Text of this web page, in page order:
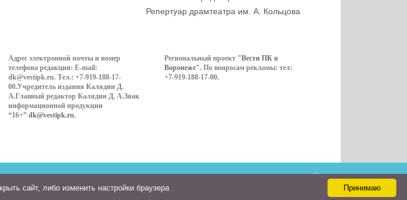
Репертуар драмтеатра им. А. Кольцова
Адрес электронной почты и номер
телефона редакции: E-mail:
dk@vestipk.ru. Тел.: +7-919-188-17-
00.Учредитель издания Калядин Д.
А.Главный редактор Калядин Д. А.Знак
информационной продукции
“16+” dk@vestipk.ru.
Региональный проект "Вести ПК в
Воронеже". По вопросам рекламы: тел:
+7-919-188-17-00.
Контакты
Принимаю
сайт, либо изменить настройки браузера